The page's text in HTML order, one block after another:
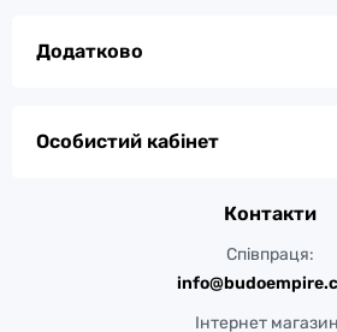
Додатково
Особистий кабінет
Контакти
Співпраця:
Інтернет